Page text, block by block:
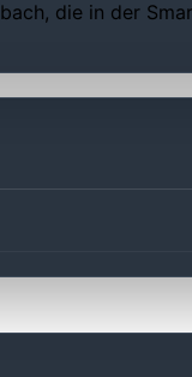
die in der